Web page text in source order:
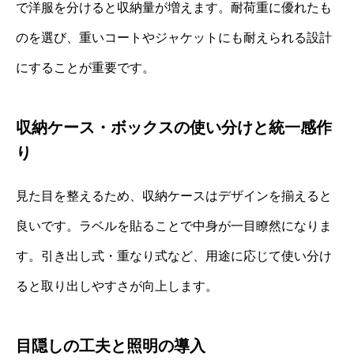
で洋服を分けると収納量が増えます。耐荷重に優れたも
のを選び、重いコートやジャケットにも耐えられる設計
にすることが重要です。
収納ケース・ボックスの使い分けと統一感作
り
見た目を整えるため、収納ケースはデザインを揃えると
良いです。ラベルを貼ることで中身が一目瞭然になりま
す。引き出し式・重なり式など、用途に応じて使い分け
ると取り出しやすさが向上します。
目隠しの工夫と照明の導入